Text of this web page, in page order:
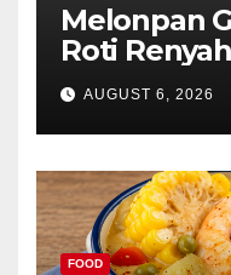
Melonpan
Roti
Lembut
AUGUST 6, 2026
FOOD